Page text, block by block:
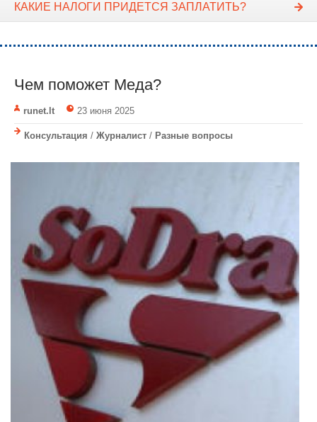
КАКИЕ НАЛОГИ ПРИДЕТСЯ ЗАПЛАТИТЬ?
Чем поможет Меда?
runet.lt 23 июня 2025
Консультация / Журналист / Разные вопросы